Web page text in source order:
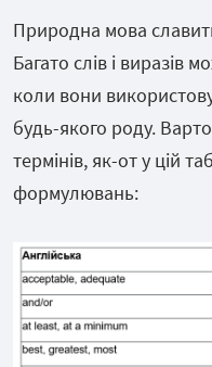
Природна мова
Багато слів і виразів
коли вони
будь-якого роду.
термінів, як-от у цій
формулювань: